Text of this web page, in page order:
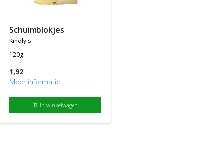
producten die tegen de normale of standaard verkoopprijs
schuimblokjes
kindly's
120g
1,92
Meer informatie
shopping_cart In winkelwagen